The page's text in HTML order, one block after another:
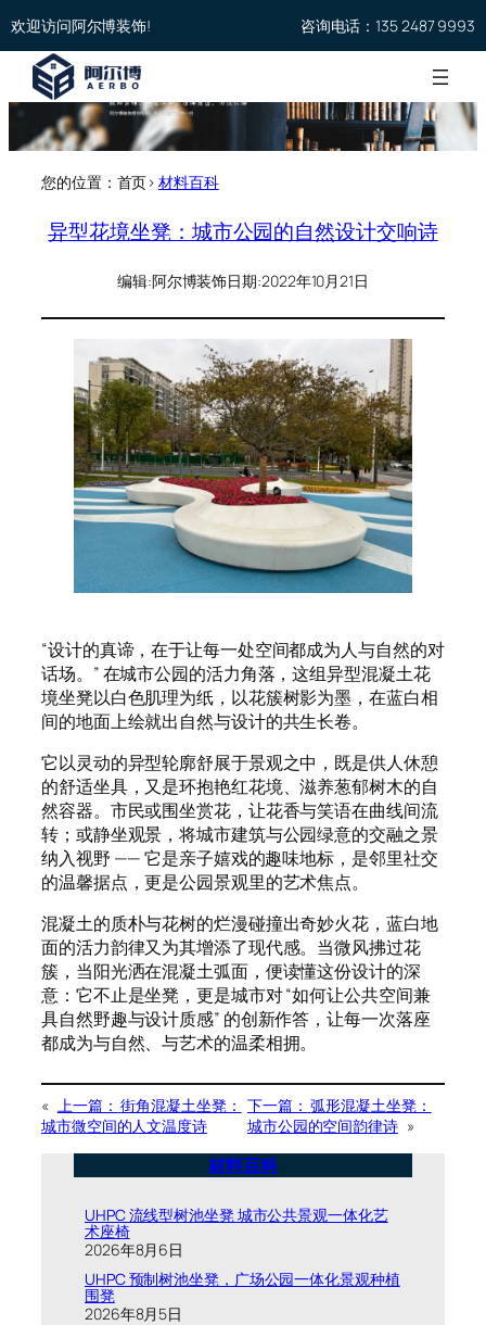
欢迎访问阿尔博装饰! 咨询电话：135 2487 9993
您的位置：首页>材料百科
异型花境坐凳：城市公园的自然设计交响诗
编辑:阿尔博装饰日期:2022年10月21日
“设计的真谛，在于让每一处空间都成为人与自然的对
话场。” 在城市公园的活力角落，这组异型混凝土花
境坐凳以白色肌理为纸，以花簇树影为墨，在蓝白相
间的地面上绘就出自然与设计的共生长卷。
它以灵动的异型轮廓舒展于景观之中，既是供人休憩
的舒适坐具，又是环抱艳红花境、滋养葱郁树木的自
然容器。市民或围坐赏花，让花香与笑语在曲线间流
转；或静坐观景，将城市建筑与公园绿意的交融之景
纳入视野 —— 它是亲子嬉戏的趣味地标，是邻里社交
的温馨据点，更是公园景观里的艺术焦点。
混凝土的质朴与花树的烂漫碰撞出奇妙火花，蓝白地
面的活力韵律又为其增添了现代感。当微风拂过花
簇，当阳光洒在混凝土弧面，便读懂这份设计的深
意：它不止是坐凳，更是城市对 “如何让公共空间兼
具自然野趣与设计质感” 的创新作答，让每一次落座
都成为与自然、与艺术的温柔相拥。
« 上一篇： 街角混凝土坐凳：
城市微空间的人文温度诗
下一篇： 弧形混凝土坐凳：
城市公园的空间韵律诗 »
材料百科
UHPC 流线型树池坐凳 城市公共景观一体化艺
术座椅
2026年8月6日
UHPC 预制树池坐凳，广场公园一体化景观种植
围凳
2026年8月5日